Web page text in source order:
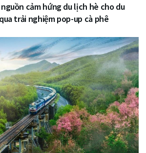
cảm hứng du lịch hè cho du
trải nghiệm pop-up cà phê